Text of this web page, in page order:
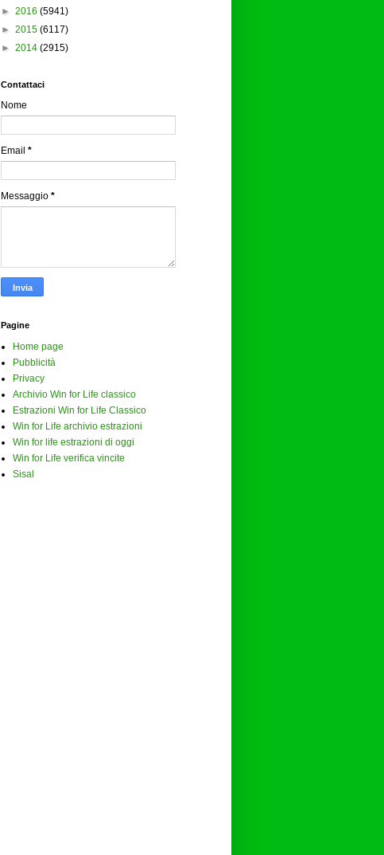
► 2016 (5941)
► 2015 (6117)
► 2014 (2915)
Contattaci
Nome
Email *
Messaggio *
Pagine
Home page
Pubblicità
Privacy
Archivio Win for Life classico
Estrazioni Win for Life Classico
Win for Life archivio estrazioni
Win for life estrazioni di oggi
Win for Life verifica vincite
Sisal